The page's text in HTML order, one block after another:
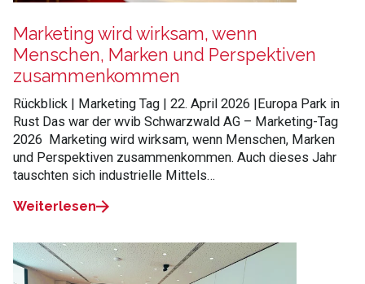
Marketing wird wirksam, wenn
Menschen, Marken und Perspektiven
zusammenkommen
Rückblick | Marketing Tag | 22. April 2026 |Europa Park in
Rust Das war der wvib Schwarzwald AG – Marketing‑Tag
2026 Marketing wird wirksam, wenn Menschen, Marken
und Perspektiven zusammenkommen. Auch dieses Jahr
tauschten sich industrielle Mittels…
Weiterlesen